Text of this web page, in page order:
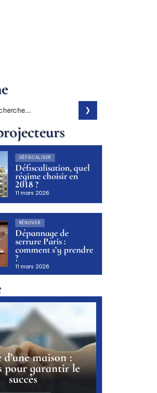
DÉFISCALISER
Défiscalisation, quel
régime choisir en
2018 ?
11 mars 2026
RÉNOVER
Dépannage de
serrure Paris :
comment s’y prendre
?
11 mars 2026
d’une maison :
pour garantir le
succès